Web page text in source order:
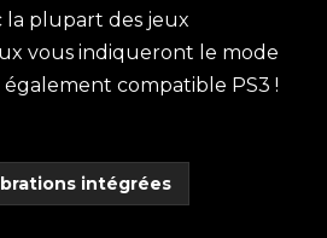
la plupart des jeux
vous indiqueront le mode
compatible PS3 !
intégrées